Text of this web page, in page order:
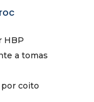
HBP
a tomas
coito